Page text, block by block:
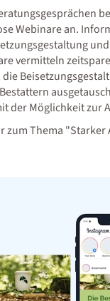
Webinare an.
vermitteln
die
der Möglichkeit zur
zum Thema